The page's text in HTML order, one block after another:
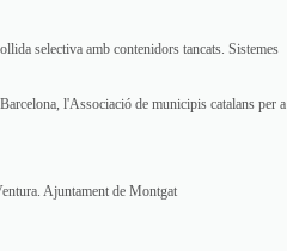
selectiva amb contenidors tancats. Sistemes
l'Associació de municipis catalans per a
Ajuntament de Montgat